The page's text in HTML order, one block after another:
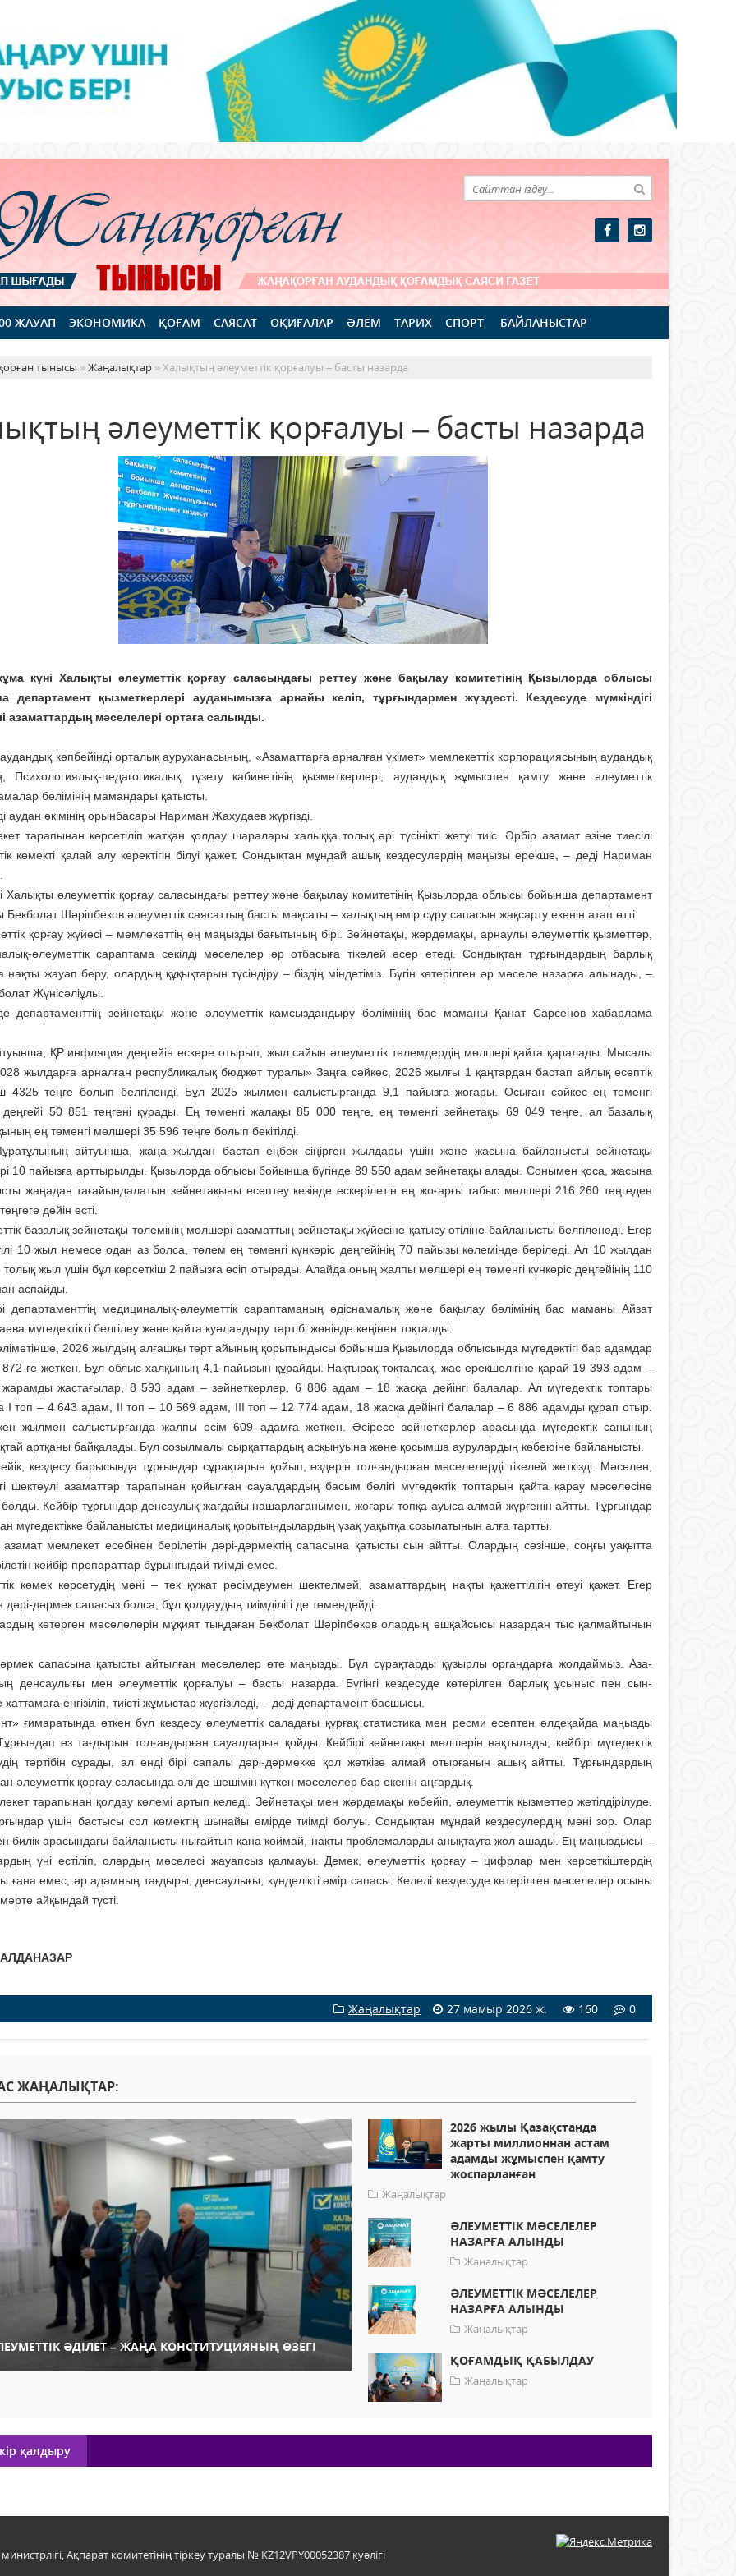
ЖАУАП ЭКОНОМИКА ҚОҒАМ САЯСАТ ОҚИҒАЛАР ӘЛЕМ ТАРИХ СПОРТ БАЙЛАНЫСТАР
тынысы »Жаңалықтар » Халықтың әлеуметтік қорғалуы – басты назарда
әлеуметтік қорғалуы – басты назарда
күні Халықты әлеуметтік қорғау саласындағы реттеу және бақылау комитетінің Қызылорда облысы
департамент қызметкерлері ауданымызға арнайы келіп, тұрғындармен жүздесті. Кездесуде мүмкіндігі
азаматтардың мәселелері ортаға салынды.
көпбейінді орталық ауруханасының, «Аза­маттарға арналған үкімет» мемлекеттік корпорациясының аудандық
Психологиялық-педагогикалық түзету ка­бинетінің қызметкерлері, аудандық жұмыспен қамту және әлеуметтік
бөлімінің мамандары қатысты.
аудан әкімінің орынбасары Нариман Жахудаев жүргізді.
тарапынан көрсетіліп жатқан қолдау шаралары халыққа толық әрі түсінікті жетуі тиіс. Әрбір азамат өзіне тиесілі
көмекті қалай алу керектігін білуі қажет. Сондықтан мұндай ашық кездесулердің маңызы ерекше, – деді Нариман
Халықты әлеуметтік қорғау саласындағы реттеу және бақылау комитетінің Қызылорда облысы бойынша департамент
Шәріпбеков әлеуметтік саясаттың басты мақсаты – халықтың өмір сүру сапасын жақсарту екенін атап өтті.
қорғау жүйесі – мемлекеттің ең маңызды бағытының бірі. Зейнетақы, жәрдемақы, арнаулы әлеуметтік қызметтер,
әлеуметтік сараптама секілді мәселелер әр отбасыға тікелей әсер етеді. Сондықтан тұрғындардың барлық
нақты жауап беру, олардың құқықтарын түсіндіру – біздің міндетіміз. Бүгін көтерілген әр мәселе назарға алынады, –
Жүнісәліұлы.
департаменттің зейнетақы және әлеуметтік қамсыздандыру бөлімінің бас маманы Қанат Сарсенов хабарлама
ҚР инфляция деңгейін ескере отырып, жыл сайын әлеуметтік төлемдердің мөлшері қайта қаралады. Мысалы
жылдарға арналған республикалық бюджет туралы» Заңға сәйкес, 2026 жылғы 1 қаңтардан бастап айлық есептік
4325 теңге болып белгіленді. Бұл 2025 жылмен салыстырғанда 9,1 пайызға жоғары. Осыған сәйкес ең төменгі
деңгейі 50 851 теңгені құрады. Ең төменгі жалақы 85 000 теңге, ең төменгі зейнетақы 69 049 теңге, ал базалық
ең төменгі мөлшері 35 596 теңге болып бекітілді.
айтуынша, жаңа жылдан бастап еңбек сіңірген жылдары үшін және жасына байланысты зейнетақы
10 пайызға арттырылды. Қызылорда облысы бойынша бүгінде 89 550 адам зейнетақы алады. Сонымен қоса, жасына
жаңадан тағайындалатын зейнетақыны есептеу кезінде ескерілетін ең жоғарғы табыс мөлшері 216 260 теңгеден
дейін өсті.
базалық зейнетақы төлемінің мөлшері азаматтың зейнетақы жүйесіне қатысу өтіліне байланысты белгіленеді. Егер
10 жыл немесе одан аз болса, төлем ең төменгі күнкөріс деңгейінің 70 пайызы көлемінде беріледі. Ал 10 жылдан
толық жыл үшін бұл көрсеткіш 2 пайызға өсіп отырады. Алайда оның жалпы мөлшері ең төменгі күнкөріс деңгейінің 110
аспайды.
департаменттің медициналық-әлеуметтік сарап­таманың әдіснамалық және бақылау бөлімінің бас маманы Айзат
мүгедектікті белгілеу және қайта куәландыру тәртібі жөнінде кеңінен тоқталды.
2026 жылдың алғашқы төрт айының қорытындысы бойынша Қызылорда облысында мүгедектігі бар адамдар
ге жеткен. Бұл облыс халқының 4,1 пайызын құрайды. Нақтырақ тоқталсақ, жас ерекшелігіне қарай 19 393 адам –
жарамды жастағылар, 8 593 адам – зейнеткерлер, 6 886 адам – 18 жасқа дейінгі балалар. Ал мүгедектік топтары
топ – 4 643 адам, ІІ топ – 10 569 адам, ІІІ топ – 12 774 адам, 18 жасқа дейінгі балалар – 6 886 адамды құрап отыр.
жылмен салыстырғанда жалпы өсім 609 адамға жеткен. Әсіресе зейнеткерлер арасында мүгедектік санының
артқаны байқалады. Бұл созылмалы сырқаттардың асқынуына және қосымша аурулардың көбеюіне байланысты.
кездесу барысында тұрғындар сұрақтарын қойып, өздерін толғандырған мәселелерді тікелей жеткізді. Мәселен,
шектеулі азаматтар тарапынан қойылған сауалдардың басым бөлігі мүгедектік топтарын қайта қарау мәселесіне
болды. Кейбір тұрғындар денсаулық жағдайы нашарлағанымен, жоғары топқа ауыса алмай жүргенін айтты. Тұрғындар
мүгедектікке байланысты медициналық қорытындылардың ұзақ уақытқа созылатынын алға тартты.
азамат мемлекет есебінен берілетін дәрі-дәрмектің сапасына қатысты сын айтты. Олардың сөзінше, соңғы уақытта
кейбір препараттар бұрынғыдай тиімді емес.
көмек көрсетудің мәні – тек құжат рәсімдеумен шектелмей, азаматтардың нақты қажеттілігін өтеуі қажет. Егер
дәрі-дәрмек сапасыз болса, бұл қолдаудың тиімділігі де төмендейді.
көтерген мәселелерін мұқият тыңдаған Бекболат Шәріпбеков олардың ешқайсысы назардан тыс қалмайтынын
сапасына қатысты айтылған мәселелер өте маңызды. Бұл сұрақтарды құзырлы органдарға жолдаймыз. Аза­
денсаулығы мен әлеуметтік қорғалуы – басты назарда. Бүгінгі кездесуде көтерілген барлық ұсыныс пен сын-
хаттамаға енгізіліп, тиісті жұмыстар жүргізіледі, – деді департамент басшысы.
ғимаратында өткен бұл кездесу әлеуметтік сала­дағы құрғақ статистика мен ресми есептен әлдеқайда маңызды
өз тағдырын толғандырған сауалдарын қойды. Кейбірі зейнетақы мөлшерін нақтылады, кейбірі мүгедектік
тәртібін сұрады, ал енді бірі сапалы дәрі-дәрмекке қол жеткізе алмай отырғанын ашық айтты. Тұрғындардың
әлеуметтік қорғау саласында әлі де шешімін күткен мәселелер бар екенін аңғардық.
тарапынан қолдау көлемі артып келеді. Зейнетақы мен жәрдемақы көбейіп, әлеуметтік қызметтер жетілдірілуде.
үшін бастысы сол көмектің шынайы өмірде тиімді болуы. Сондықтан мұндай кездесулердің мәні зор. Олар
билік арасындағы байланысты нығайтып қана қоймай, нақты проблемаларды анықтауға жол ашады. Ең маңыздысы –
үні естіліп, олардың мәселесі жауапсыз қалмауы. Демек, әлеуметтік қорғау – цифрлар мен көрсеткіштердің
ғана емес, әр адамның тағдыры, денсаулығы, күнделікті өмір сапасы. Келелі кездесуде көтерілген мәселелер осыны
айқындай түсті.
АЛДАНАЗАР
Жаңалықтар 27 мамыр 2026 ж. 160 0
ЖАҢАЛЫҚТАР:
ӘДІЛЕТ – ЖАҢА КОНСТИТУЦИЯНЫҢ ӨЗЕГІ
2026 жылы Қазақстанда
жарты миллионнан астам
адамды жұмыспен қамту
жоспарланған
Жаңалықтар
ӘЛЕУМЕТТІК МӘСЕЛЕЛЕР
НАЗАРҒА АЛЫНДЫ
Жаңалықтар
ӘЛЕУМЕТТІК МӘСЕЛЕЛЕР
НАЗАРҒА АЛЫНДЫ
Жаңалықтар
ҚОҒАМДЫҚ ҚАБЫЛДАУ
Жаңалықтар
қалдыру
Ақпарат комитетінің тіркеу туралы № KZ12VPY00052387 куәлігі